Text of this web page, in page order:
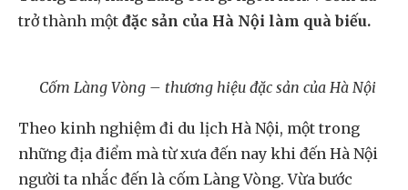
trở thành một đặc sản của Hà Nội làm quà biếu.
Cốm Làng Vòng – thương hiệu đặc sản của Hà Nội
Theo kinh nghiệm đi du lịch Hà Nội, một trong
những địa điểm mà từ xưa đến nay khi đến Hà Nội
người ta nhắc đến là cốm Làng Vòng. Vừa bước